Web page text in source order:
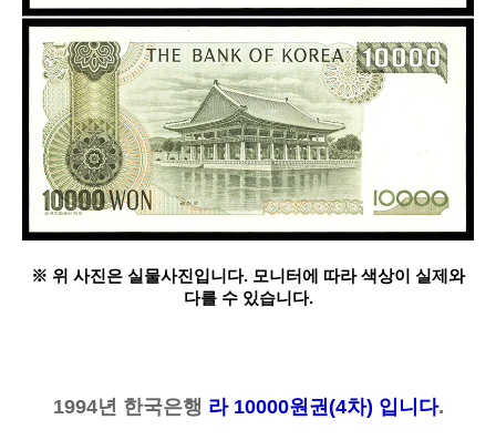
※ 위 사진은 실물사진입니다. 모니터에 따라 색상이 실제와
다를 수 있습니다.
1994년 한국은행 라 10000원권(4차) 입니다.